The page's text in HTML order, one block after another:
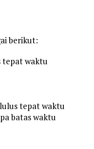
berikut:
tepat waktu
tepat waktu
batas waktu